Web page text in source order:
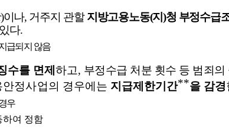
이나, 거주지 관할지방고용노동(지)청 부정수급
다.
급되지 않음
수를 면제 하고, 부정수급 처분 횟수 등 범죄의
안정사업의 경우에는 지급제한기간**을 감경
우
하여 정함